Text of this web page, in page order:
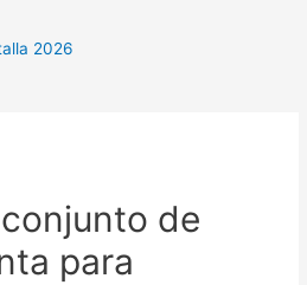
2026
de
para